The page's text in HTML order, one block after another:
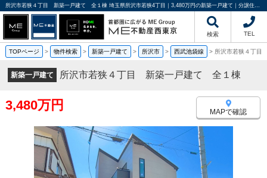
所沢市若狭４丁目 新築一戸建て 全１棟 埼玉県所沢市若狭4丁目｜3,480万円の新築一戸建て｜分譲住宅や新築物件｜ME不動産西東京
検索 TEL
TOPページ > 物件検索 > 新築一戸建て > 所沢市 > 西武池袋線 > 所沢市若狭４丁
新築一戸建て 所沢市若狭４丁目 新築一戸建て 全１棟
3,480万円 MAPで確認